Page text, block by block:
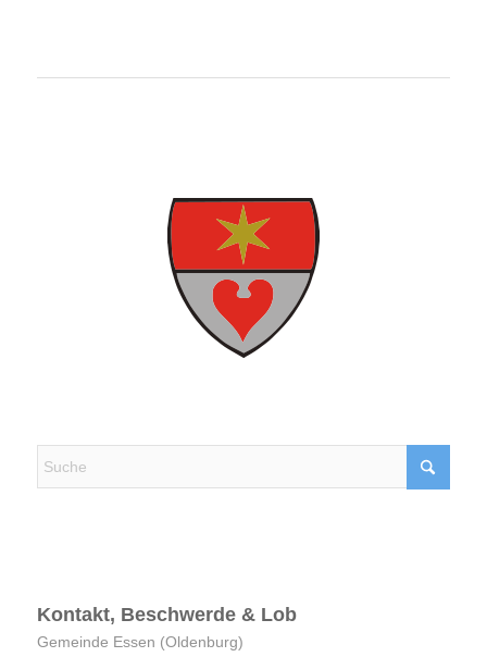
Kontakt, Beschwerde & Lob
Gemeinde Essen (Oldenburg)